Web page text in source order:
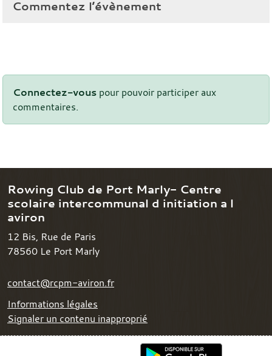
Commentez l’évènement
Connectez-vous pour pouvoir participer aux
commentaires.
Rowing Club de Port Marly- Centre
scolaire intercommunal d initiation a l
aviron
12 Bis, Rue de Paris
78560 Le Port Marly
contact@rcpm-aviron.fr
Informations légales
Signaler un contenu inapproprié